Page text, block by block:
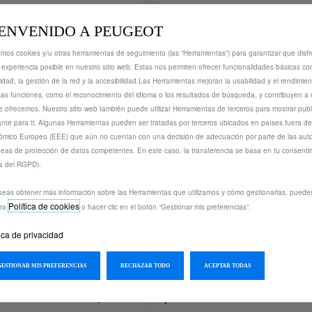
FUNDAS
- FUNDAS
17/08
Codigo 1623149080
Entrega estimada:
95,02€
A PEUGEOT
cookies y/u otras herramientas de seguimiento (las “Herramientas”) para garantizar que
experiencia posible en nuestro sitio web. Estas nos permiten ofrecer funcionalidades básicas
la gestión de la red y la accesibilidad.Las Herramientas mejoran la usabilidad y el
funciones, como el reconocimiento del idioma o los resultados de búsqueda, y contribuyen a
ofrecemos. Nuestro sitio web también puede utilizar Herramientas de terceros para mostrar
para ti. Algunas Herramientas pueden ser tratadas por terceros ubicados en países fuera
Europeo (EEE) que aún no cuentan con una decisión de adecuación por parte de las
de protección de datos competentes. En este caso, la transferencia se basa en tu
del RGPD).
obtener más información sobre las Herramientas que utilizamos y cómo gestionarlas,
Política de cookieso hacer clic en el botón “Gestionar mis preferencias”.
de privacidad
GESTIONAR MIS PREFERENCIAS ACEPTAR TODAS
RECHAZAR TODO